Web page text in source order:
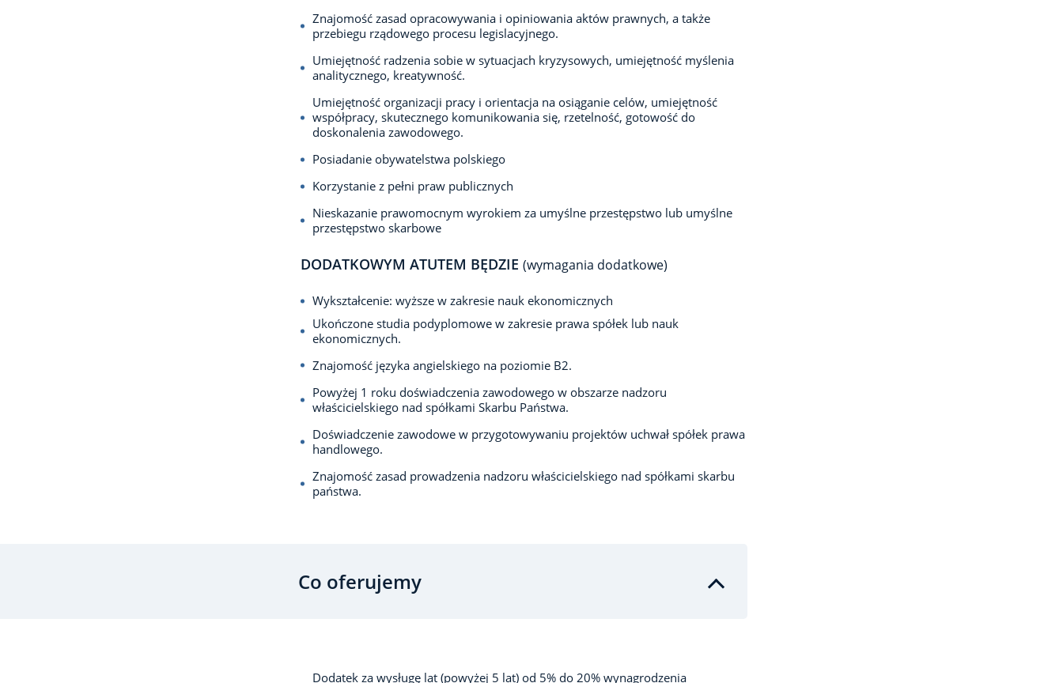
Znajomość zasad opracowywania i opiniowania aktów prawnych, a także
przebiegu rządowego procesu legislacyjnego.
Umiejętność radzenia sobie w sytuacjach kryzysowych, umiejętność myślenia
analitycznego, kreatywność.
Umiejętność organizacji pracy i orientacja na osiąganie celów, umiejętność
współpracy, skutecznego komunikowania się, rzetelność, gotowość do
doskonalenia zawodowego.
Posiadanie obywatelstwa polskiego
Korzystanie z pełni praw publicznych
Nieskazanie prawomocnym wyrokiem za umyślne przestępstwo lub umyślne
przestępstwo skarbowe
DODATKOWYM ATUTEM BĘDZIE (wymagania dodatkowe)
Wykształcenie: wyższe w zakresie nauk ekonomicznych
Ukończone studia podyplomowe w zakresie prawa spółek lub nauk
ekonomicznych.
Znajomość języka angielskiego na poziomie B2.
Powyżej 1 roku doświadczenia zawodowego w obszarze nadzoru
właścicielskiego nad spółkami Skarbu Państwa.
Doświadczenie zawodowe w przygotowywaniu projektów uchwał spółek prawa
handlowego.
Znajomość zasad prowadzenia nadzoru właścicielskiego nad spółkami skarbu
państwa.
Co oferujemy
Dodatek za wysługę lat (powyżej 5 lat) od 5% do 20% wynagrodzenia